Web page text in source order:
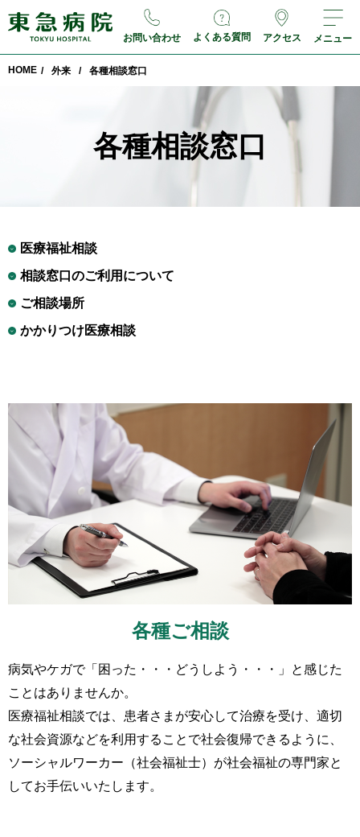
お問い合わせ よくある質問 アクセス メニュー
HOME / 外来 / 各種相談窓⼝
各種相談窓⼝
医療福祉相談
相談窓口のご利用について
ご相談場所
かかりつけ医療相談
各種ご相談
病気やケガで「困った・・・どうしよう・・・」と感じた
ことはありませんか。
医療福祉相談では、患者さまが安心して治療を受け、適切
な社会資源などを利用することで社会復帰できるように、
ソーシャルワーカー（社会福祉士）が社会福祉の専門家と
してお手伝いいたします。